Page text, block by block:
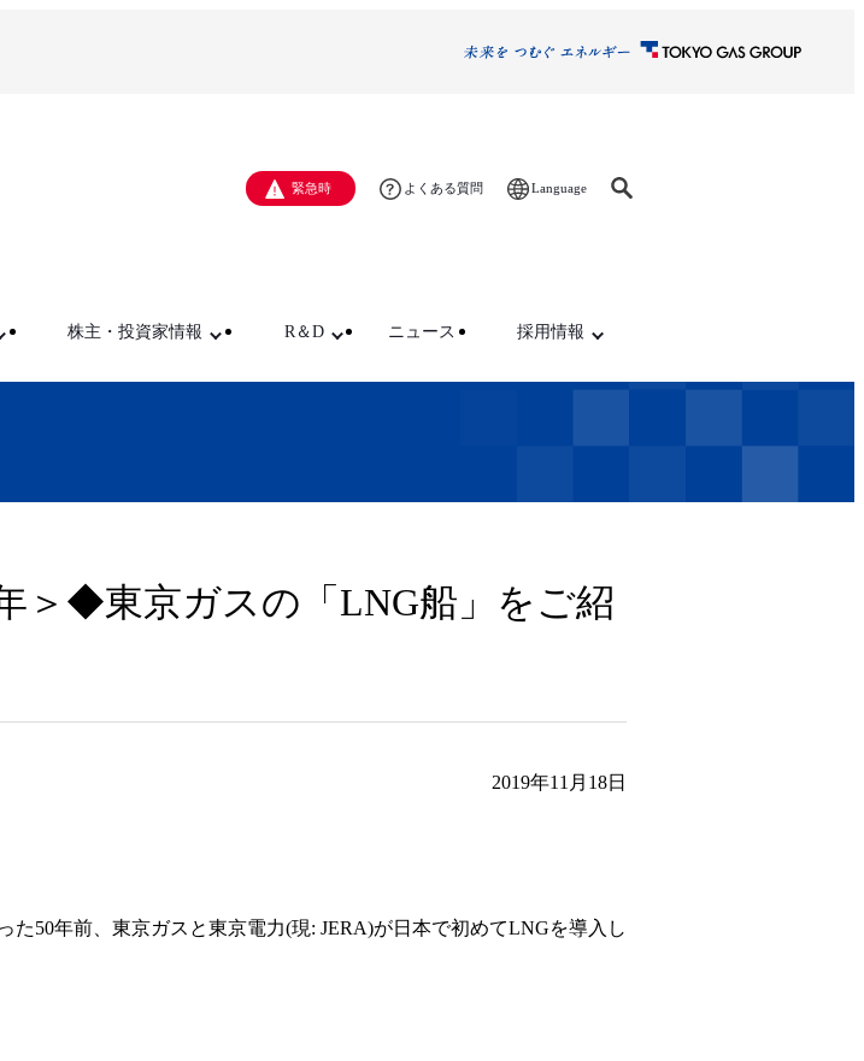
緊急時 よくある質問 Language
株主・投資家情報 R＆D ニュース 採用情報
＞◆東京ガスの「LNG船」をご紹
2019年11月18日
50年前、東京ガスと東京電力(現: JERA)が日本で初めてLNGを導入し